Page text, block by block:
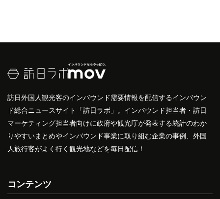
訪日外国人観光客のインバウンド需要情報を配信するインバウン
ド総合ニュースサイト「訪日ラボ」。インバウンド担当者・訪日
マーケティング担当者向けに政府や観光庁が発表する統計のわか
りやすいまとめやインバウンド事業に取り組む企業の事例、外国
人旅行客がよく行く観光地などを毎日配信！
コンテンツ